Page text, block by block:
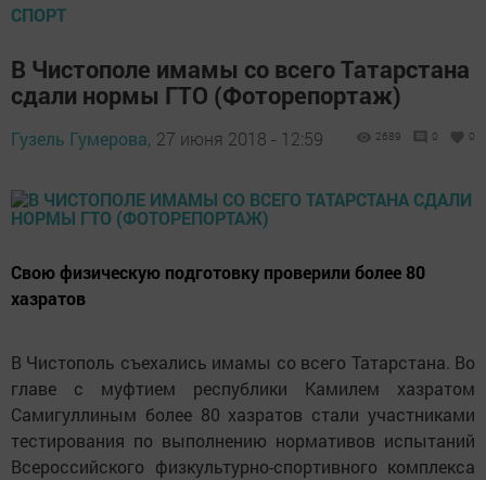
СПОРТ
В Чистополе имамы со всего Татарстана
сдали нормы ГТО (Фоторепортаж)
Гузель Гумерова, 27 июня 2018 - 12:59 2689 0 0
Свою физическую подготовку проверили более 80
хазратов
В Чистополь съехались имамы со всего Татарстана. Во
главе с муфтием республики Камилем хазратом
Самигуллиным более 80 хазратов стали участниками
тестирования по выполнению нормативов испытаний
Всероссийского физкультурно-спортивного комплекса